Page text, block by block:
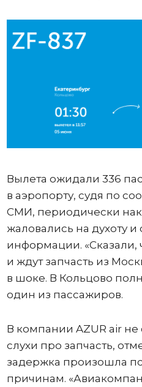
Вылета ожидали 336
в аэропорту, судя по
СМИ, периодически
жаловались на духоту и
информации. «Сказали,
и ждут запчасть из
в шоке. В Кольцово
один из пассажиров.
В компании AZUR air
слухи про запчасть,
задержка произошла
причинам.